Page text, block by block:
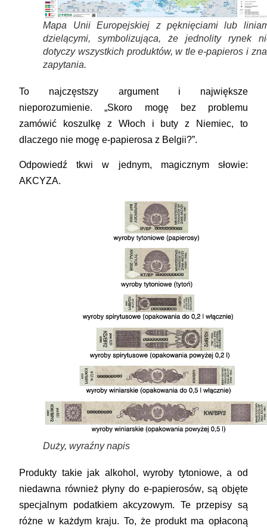
Mapa Unii Europejskiej z pęknięciami lub
dzielącymi, symbolizująca, że jednolity rynek
dotyczy wszystkich produktów, w tle e-papieros i
zapytania.
To najczęstszy argument i największe
nieporozumienie. „Skoro mogę bez problemu
zamówić koszulkę z Włoch i buty z Niemiec, to
dlaczego nie mogę e-papierosa z Belgii?”.
Odpowiedź tkwi w jednym, magicznym słowie:
AKCYZA.
Duży, wyraźny napis
Produkty takie jak alkohol, wyroby tytoniowe, a od
niedawna również płyny do e-papierosów, są objęte
specjalnym podatkiem akcyzowym. Te przepisy są
różne w każdym kraju. To, że produkt ma opłaconą